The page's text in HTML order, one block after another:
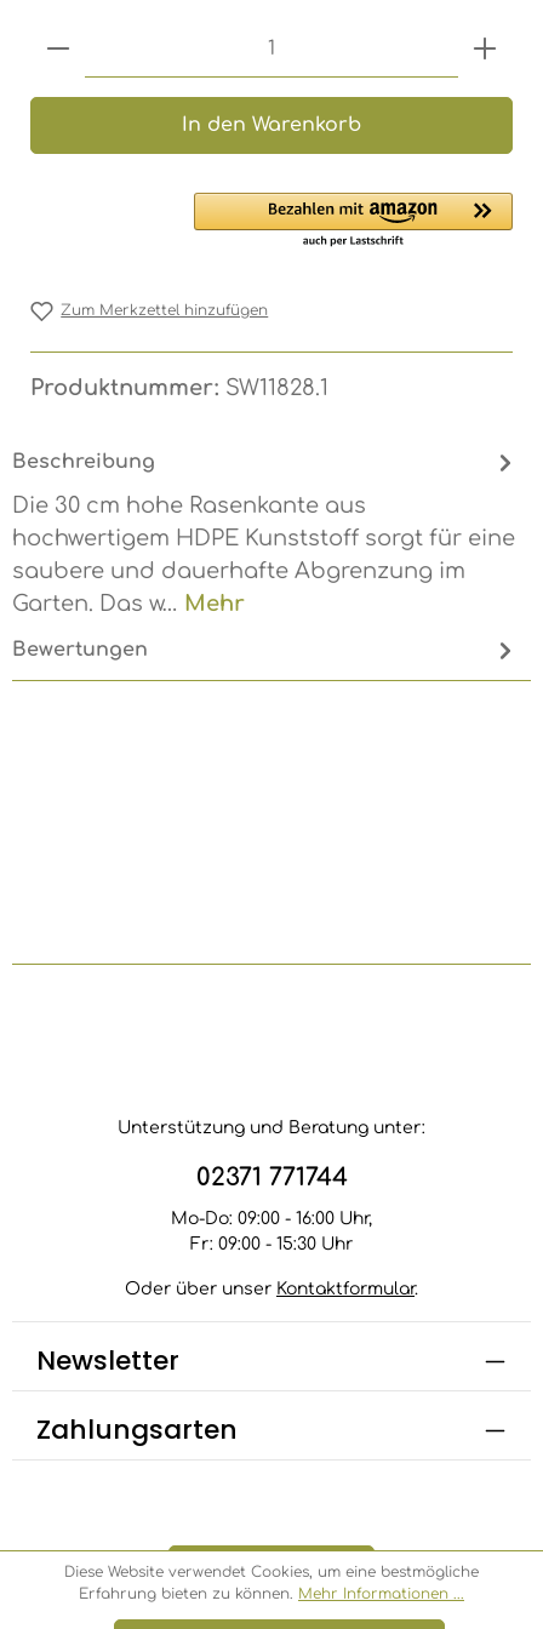
Produkt Anzahl: Gib den
In den Warenkorb
Zum Merkzettel hinzufügen
Produktnummer: SW11828.1
Beschreibung
Die 30 cm hohe Rasenkante aus
hochwertigem HDPE Kunststoff sorgt für eine
saubere und dauerhafte Abgrenzung im
Garten. Das w… Mehr
Bewertungen
Unterstützung und Beratung unter:
02371 771744
Mo-Do: 09:00 - 16:00 Uhr,
Fr: 09:00 - 15:30 Uhr
Oder über unser Kontaktformular.
Newsletter
Zahlungsarten
Bestellung widerrufen
Diese Website verwendet Cookies, um eine bestmögliche
Erfahrung bieten zu können. Mehr Informationen ...